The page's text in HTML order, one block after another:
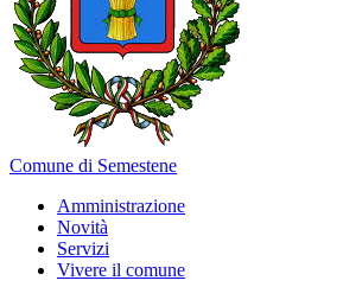
Comune di Semestene
Amministrazione
Novità
Servizi
Vivere il comune